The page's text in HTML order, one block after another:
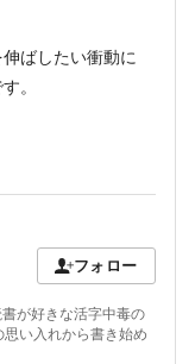
ばしたい衝動に
。
フォロー
が好きな活字中毒の
い入れから書き始め